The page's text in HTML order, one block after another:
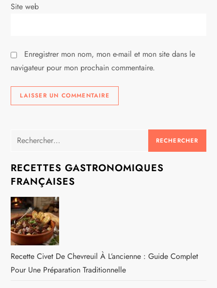
e
Site web
Enregistrer mon nom, mon e-mail et mon site dans le
navigateur pour mon prochain commentaire.
Rechercher :
RECETTES GASTRONOMIQUES
FRANÇAISES
Recette Civet De Chevreuil À L’ancienne : Guide Complet
Pour Une Préparation Traditionnelle